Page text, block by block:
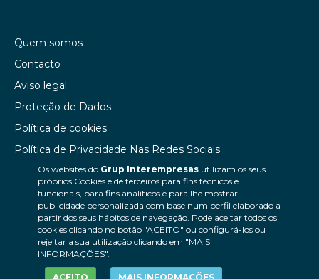
Os websites do Grup Interempresasutilizam os seus
próprios Cookies e de terceiros para fins técnicos e
funcionais, para fins analíticos e para lhe mostrar
publicidade personalizada com base num perfil elaborado a
partir dos seus hábitos de navegação. Pode aceitar todos os
cookies clicando no botão "ACEITO" ou configurá-los ou
rejeitar a sua utilização clicando em "MAIS
INFORMAÇÕES".
Quem somos
Contacto
Aviso legal
Proteção de Dados
Política de cookies
Política de Privacidade Nas Redes Sociais
Canal de denúncias
Colaborações editoriais